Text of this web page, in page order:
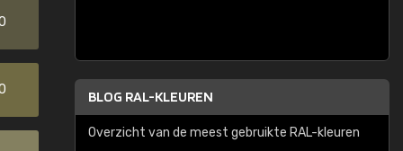
BLOG RAL-KLEUREN
Overzicht van de meest gebruikte RAL-kleuren